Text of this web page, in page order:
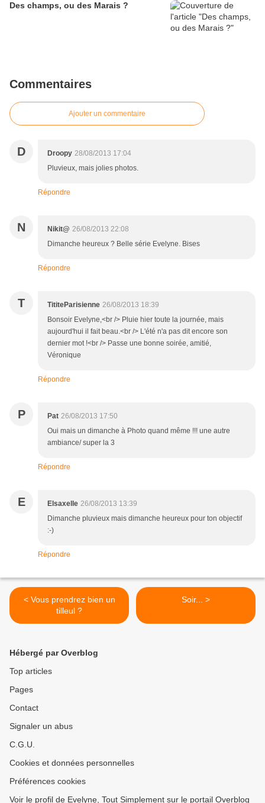
Des champs, ou des Marais ?
Commentaires
Ajouter un commentaire
D Droopy 28/08/2013 17:04
Pluvieux, mais jolies photos.
Répondre
N Nikit@ 26/08/2013 22:08
Dimanche heureux ? Belle série Evelyne. Bises
Répondre
T TititeParisienne 26/08/2013 18:39
Bonsoir Evelyne,<br /> Pluie hier toute la journée, mais
aujourd'hui il fait beau.<br /> L'été n'a pas dit encore son
dernier mot !<br /> Passe une bonne soirée, amitié,
Véronique
Répondre
P Pat 26/08/2013 17:50
Oui mais un dimanche à Photo quand même !!! une autre
ambiance/ super la 3
Répondre
E Elsaxelle 26/08/2013 13:39
Dimanche pluvieux mais dimanche heureux pour ton objectif
:-)
Répondre
< Vous prendrez bien un
tilleul ?
Soir... >
Hébergé par Overblog
Top articles
Pages
Contact
Signaler un abus
C.G.U.
Cookies et données personnelles
Préférences cookies
Voir le profil de Evelyne, Tout Simplement sur le portail Overblog